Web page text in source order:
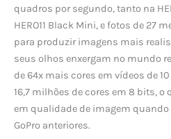
quadros por segundo, tanto na
HERO11 Black Mini, e fotos de 27
para produzir imagens mais
seus olhos enxergam no mundo
de 64x mais cores em vídeos de
16,7 milhões de cores em 8 bits,
em qualidade de imagem
GoPro anteriores.